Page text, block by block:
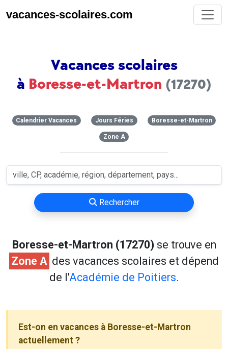
vacances-scolaires.com
Vacances scolaires
à Boresse-et-Martron (17270)
Calendrier Vacances Jours Féries Boresse-et-Martron
Zone A
Rechercher
Boresse-et-Martron (17270) se trouve en
Zone A des vacances scolaires et dépend
de l'Académie de Poitiers.
Est-on en vacances à Boresse-et-Martron
actuellement ?